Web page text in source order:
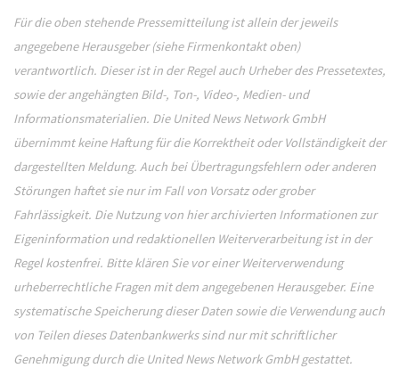
Für die oben stehende Pressemitteilung ist allein der jeweils
angegebene Herausgeber (siehe Firmenkontakt oben)
verantwortlich. Dieser ist in der Regel auch Urheber des Pressetextes,
sowie der angehängten Bild-, Ton-, Video-, Medien- und
Informationsmaterialien. Die United News Network GmbH
übernimmt keine Haftung für die Korrektheit oder Vollständigkeit der
dargestellten Meldung. Auch bei Übertragungsfehlern oder anderen
Störungen haftet sie nur im Fall von Vorsatz oder grober
Fahrlässigkeit. Die Nutzung von hier archivierten Informationen zur
Eigeninformation und redaktionellen Weiterverarbeitung ist in der
Regel kostenfrei. Bitte klären Sie vor einer Weiterverwendung
urheberrechtliche Fragen mit dem angegebenen Herausgeber. Eine
systematische Speicherung dieser Daten sowie die Verwendung auch
von Teilen dieses Datenbankwerks sind nur mit schriftlicher
Genehmigung durch die United News Network GmbH gestattet.